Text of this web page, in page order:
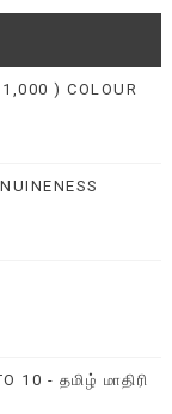
) COLOUR
10 - தமிழ் மாதிரி